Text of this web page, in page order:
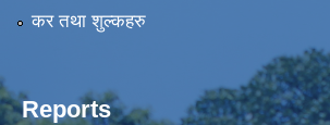
कर तथा शुल्कहरु
Reports